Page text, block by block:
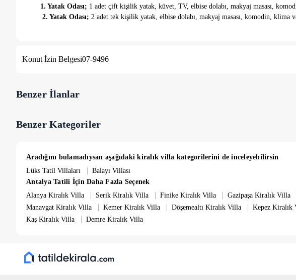
1. Yatak Odası; 1 adet çift kişilik yatak, küvet, TV, elbise dolabı, makyaj masası,
2. Yatak Odası; 2 adet tek kişilik yatak, elbise dolabı, makyaj masası, komodin, klima
bulunmaktadır.
Çocuk havuzumuzun, 1,5 * 1,5 metre ebatlarında 0,50metre derinliğinde ölçüleri
Villaya girişte nakit olarak 5.000 TL hasar depozitosu alınmakta olup çıkışınız esnasında
Havuz ve bahçe bakımı günde bir kez görevliler tarafından düzenli olarak yapılmaktadır.
kez temizlenmektedir.
NOT: Tüm sezonda minimum kiralama süresi 4 gecedir. 5 gece altı konaklamalarda
dir.
Giriş Saati: 16:00
Çıkış Saati: 10:00
Konut İzin Belgesi07-9496
Benzer İlanlar
Benzer Kategoriler
Aradığını bulamadıysan aşağıdaki kiralık villa kategorilerini de inceleyebilirsin
Lüks Tatil Villaları
| Balayı Villası
Antalya Tatili İçin Daha Fazla Seçenek
Alanya Kiralık Villa
| Serik Kiralık Villa | Finike Kiralık Villa | Gazipaşa Kiralık Villa
Manavgat Kiralık Villa | Kemer Kiralık Villa | Döşemealtı Kiralık Villa | Kepez Kiralık
Kaş Kiralık Villa | Demre Kiralık Villa